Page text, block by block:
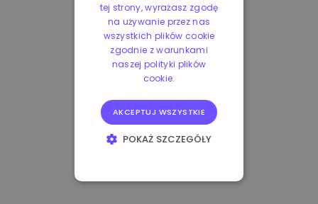
tej strony, wyrażasz zgodę
na używanie przez nas
wszystkich plików cookie
zgodnie z warunkami
naszej polityki plików
cookie.
AKCEPTUJ WSZYSTKIE
POKAŻ SZCZEGÓŁY